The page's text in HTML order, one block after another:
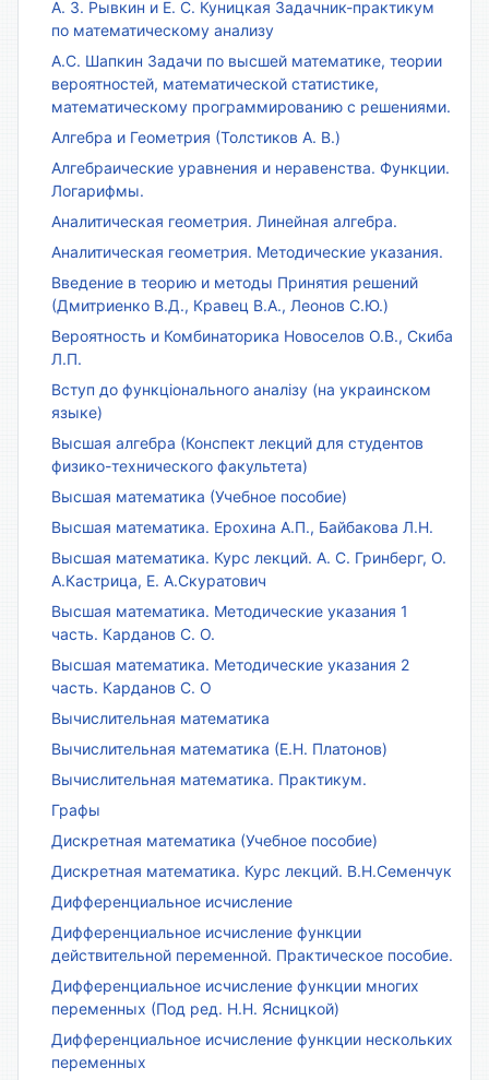
А. З. Рывкин и Е. С. Куницкая Задачник-практикум
по математическому анализу
А.С. Шапкин Задачи по высшей математике, теории
вероятностей, математической статистике,
математическому программированию с решениями.
Алгебра и Геометрия (Толстиков А. В.)
Алгебраические уравнения и неравенства. Функции.
Логарифмы.
Аналитическая геометрия. Линейная алгебра.
Аналитическая геометрия. Методические указания.
Введение в теорию и методы Принятия решений
(Дмитриенко В.Д., Кравец В.А., Леонов С.Ю.)
Вероятность и Комбинаторика Новоселов О.В., Скиба
Л.П.
Вступ до функціонального аналізу (на украинском
языке)
Высшая алгебра (Конспект лекций для студентов
физико-технического факультета)
Высшая математика (Учебное пособие)
Высшая математика. Ерохина А.П., Байбакова Л.Н.
Высшая математика. Курс лекций. А. С. Гринберг, О.
А.Кастрица, Е. А.Скуратович
Высшая математика. Методические указания 1
часть. Карданов С. О.
Высшая математика. Методические указания 2
часть. Карданов С. О
Вычислительная математика
Вычислительная математика (Е.Н. Платонов)
Вычислительная математика. Практикум.
Графы
Дискретная математика (Учебное пособие)
Дискретная математика. Курс лекций. В.Н.Семенчук
Дифференциальное исчисление
Дифференциальное исчисление функции
действительной переменной. Практическое пособие.
Дифференциальное исчисление функции многих
переменных (Под ред. Н.Н. Ясницкой)
Дифференциальное исчисление функции нескольких
переменных